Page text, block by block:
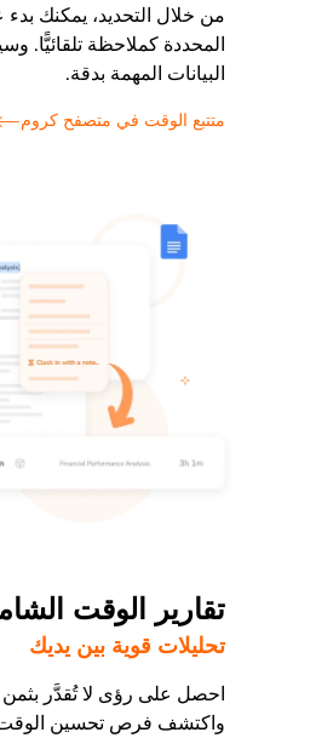
من خلال التحديد، يمكنك
المحددة كملاحظة تلقائيًّا.
البيانات المهمة بدقة.
متتبع الوقت في متصفح كروم
تقارير الوقت
تحليلات قوية بين يديك
احصل على رؤى لا تُقدَّر
واكتشف فرص تحسين الوقت،